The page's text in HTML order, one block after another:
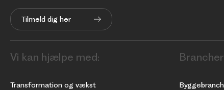
Tilmeld dig her
Vi kan hjælpe med:
Transformation og vækst
Brancher